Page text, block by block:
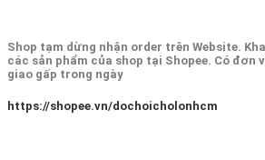
Shop tạm dừng nhận order trên Website.
các sản phẩm của shop tại Shopee. Có đơn
giao gấp trong ngày
https://shopee.vn/dochoicholonhcm